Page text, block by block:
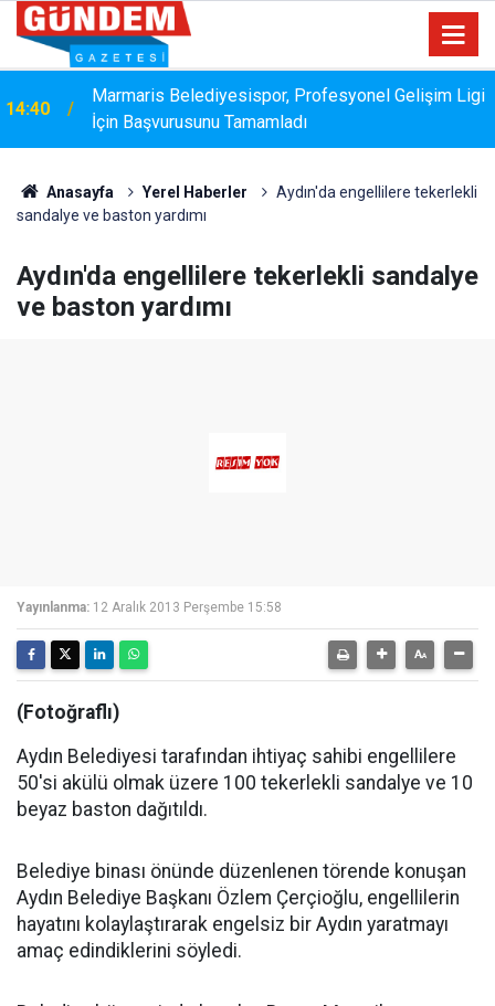
Marmaris Belediyesispor, Profesyonel Gelişim Ligi
İçin Başvurusunu Tamamladı
14:15
Bakanlık Veri Sunamadı: Metin Ergun'dan Turizm
Eleştirisi
Anasayfa Yerel Haberler
Aydın'da engellilere tekerlekli
sandalye ve baston yardımı
Aydın'da engellilere tekerlekli sandalye
ve baston yardımı
Yayınlanma: 12 Aralık 2013 Perşembe 15:58
(Fotoğraflı)
Aydın Belediyesi tarafından ihtiyaç sahibi engellilere
50'si akülü olmak üzere 100 tekerlekli sandalye ve 10
beyaz baston dağıtıldı.
Belediye binası önünde düzenlenen törende konuşan
Aydın Belediye Başkanı Özlem Çerçioğlu, engellilerin
hayatını kolaylaştırarak engelsiz bir Aydın yaratmayı
amaç edindiklerini söyledi.